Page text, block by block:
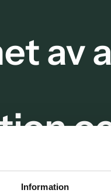
Information
av